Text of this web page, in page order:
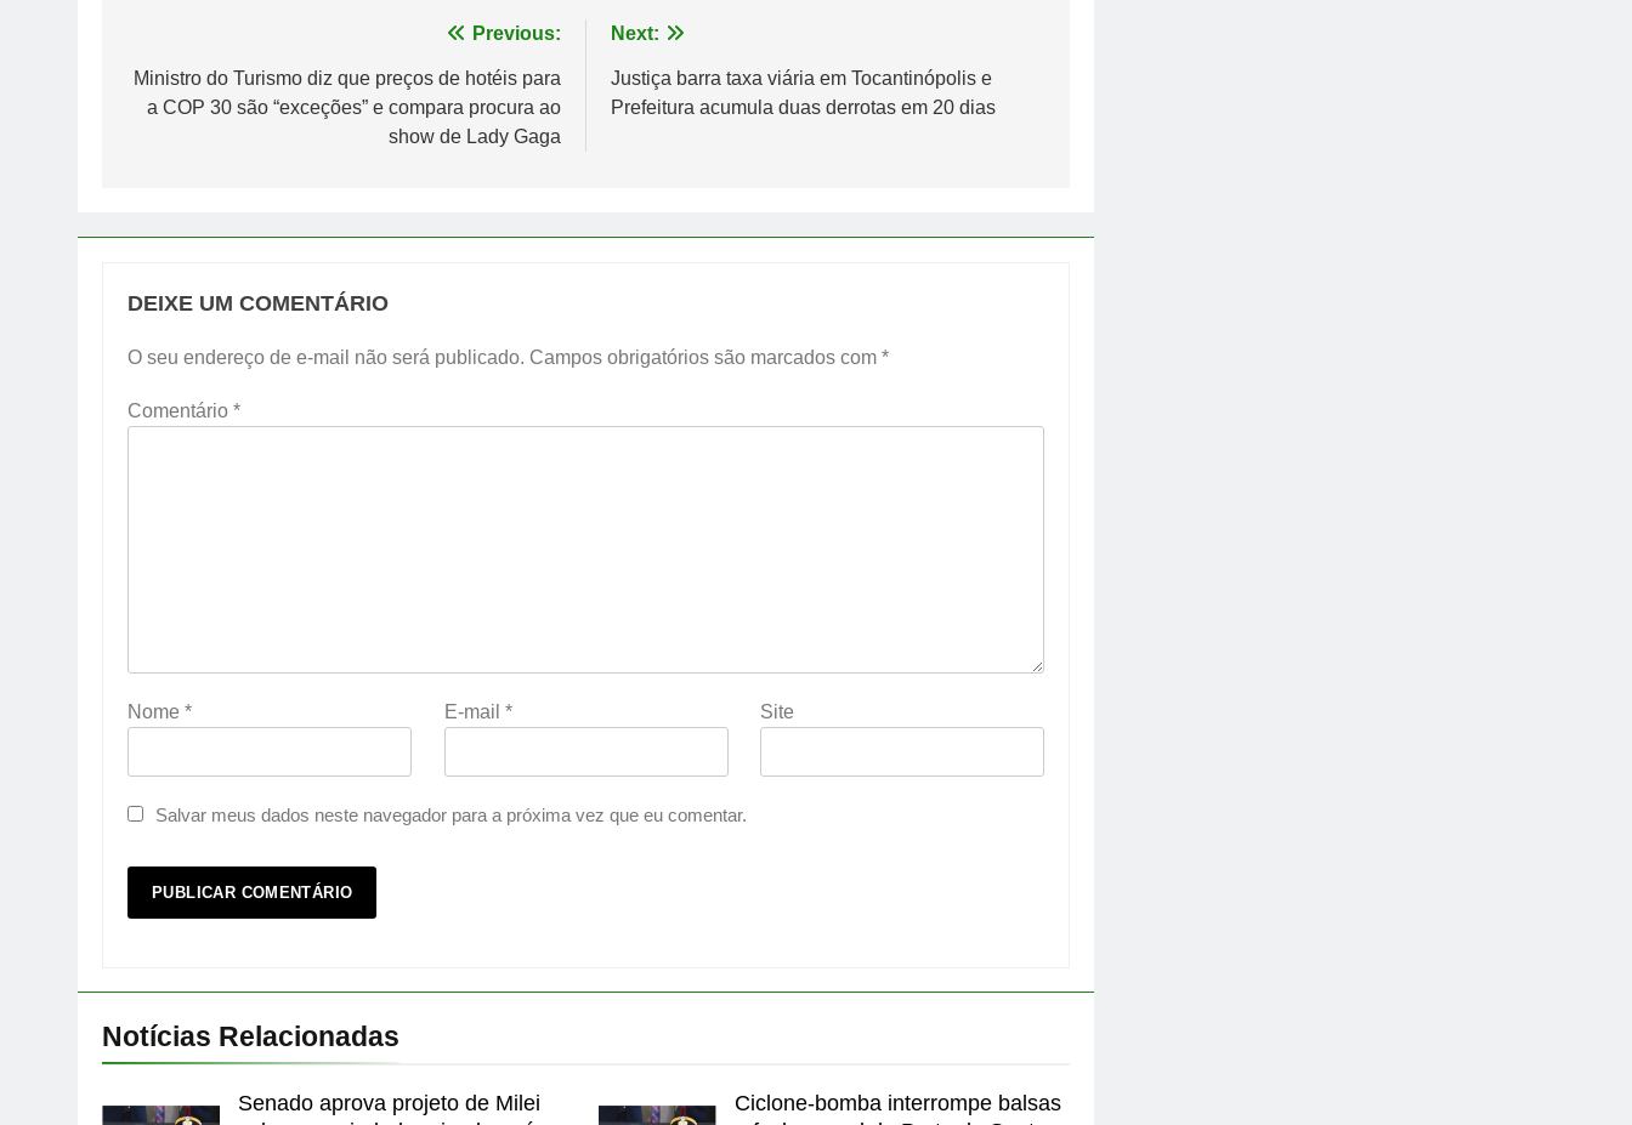
de
Previous:
Ministro do Turismo diz que preços de hotéis para
a COP 30 são “exceções” e compara procura ao
show de Lady Gaga
Next:
Justiça barra taxa viária em Tocantinópolis e
Prefeitura acumula duas derrotas em 20 dias
DEIXE UM COMENTÁRIO
O seu endereço de e-mail não será publicado. Campos obrigatórios são marcados com *
Comentário *
Nome * E-mail * Site
Salvar meus dados neste navegador para a próxima vez que eu comentar.
Notícias Relacionadas
Senado aprova projeto de Milei
Ciclone-bomba interrompe balsas